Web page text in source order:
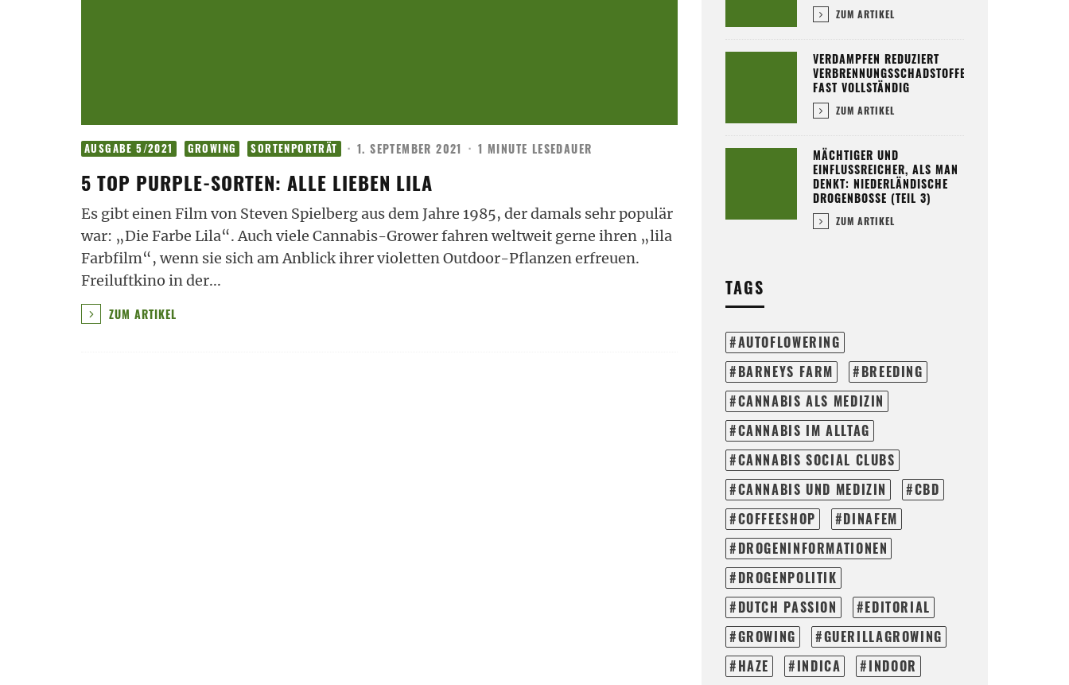
AUSGABE 5/2021 GROWING SORTENPORTRÄT · 1. SEPTEMBER 2021 · 1 MINUTE LESEDAUER
5 TOP PURPLE-SORTEN: ALLE LIEBEN LILA
Es gibt einen Film von Steven Spielberg aus dem Jahre 1985, der damals sehr populär
war: „Die Farbe Lila“. Auch viele Cannabis-Grower fahren weltweit gerne ihren „lila
Farbfilm“, wenn sie sich am Anblick ihrer violetten Outdoor-Pflanzen erfreuen.
Freiluftkino in der...
ZUM ARTIKEL
ZUM ARTIKEL
VERDAMPFEN REDUZIERT
VERBRENNUNGSSCHADSTOFFE
FAST VOLLSTÄNDIG
ZUM ARTIKEL
MÄCHTIGER UND
EINFLUSSREICHER, ALS MAN
DENKT: NIEDERLÄNDISCHE
DROGENBOSSE (TEIL 3)
ZUM ARTIKEL
TAGS
AUTOFLOWERING
BARNEYS FARM
BREEDING
CANNABIS ALS MEDIZIN
CANNABIS IM ALLTAG
CANNABIS SOCIAL CLUBS
CANNABIS UND MEDIZIN
CBD
COFFEESHOP
DINAFEM
DROGENINFORMATIONEN
DROGENPOLITIK
DUTCH PASSION
EDITORIAL
GROWING
GUERILLAGROWING
HAZE
INDICA
INDOOR